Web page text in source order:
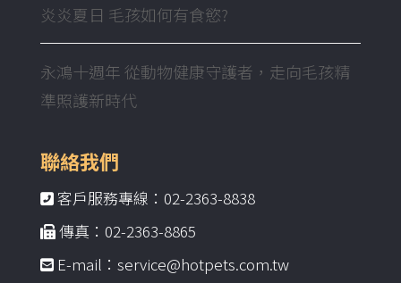
炎炎夏日 毛孩如何有食慾?
永鴻十週年 從動物健康守護者，走向毛孩精
準照護新時代
聯絡我們
客戶服務專線：02-2363-8838
傳真：02-2363-8865
E-mail：service@hotpets.com.tw